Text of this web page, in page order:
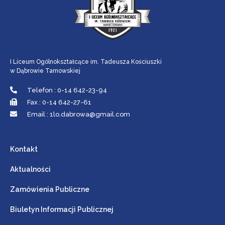
I Liceum Ogólnokształcące im. Tadeusza Kościuszki
w Dąbrowie Tarnowskiej
Telefon : 0-14 642-23-94
Fax : 0-14 642-27-61
Email : 1lo.dabrowa@gmail.com
Kontakt
Aktualności
Zamówienia Publiczne
Biuletyn Informacji Publicznej